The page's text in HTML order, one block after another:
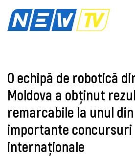
O echipă de robotică
Moldova a obținut
remarcabile la unul
importante concursuri
internaționale